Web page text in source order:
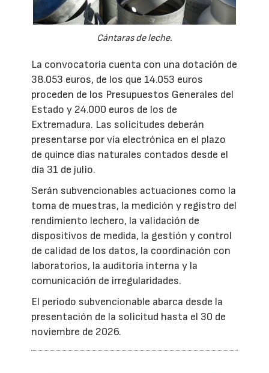
Cántaras de leche.
La convocatoria cuenta con una dotación de
38.053 euros, de los que 14.053 euros
proceden de los Presupuestos Generales del
Estado y 24.000 euros de los de
Extremadura. Las solicitudes deberán
presentarse por vía electrónica en el plazo
de quince días naturales contados desde el
día 31 de julio.
Serán subvencionables actuaciones como la
toma de muestras, la medición y registro del
rendimiento lechero, la validación de
dispositivos de medida, la gestión y control
de calidad de los datos, la coordinación con
laboratorios, la auditoría interna y la
comunicación de irregularidades.
El periodo subvencionable abarca desde la
presentación de la solicitud hasta el 30 de
noviembre de 2026.